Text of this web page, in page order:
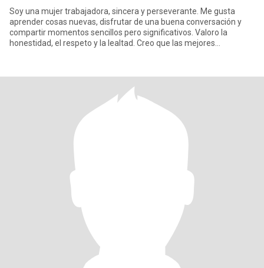
Soy una mujer trabajadora, sincera y perseverante. Me gusta
aprender cosas nuevas, disfrutar de una buena conversación y
compartir momentos sencillos pero significativos. Valoro la
honestidad, el respeto y la lealtad. Creo que las mejores